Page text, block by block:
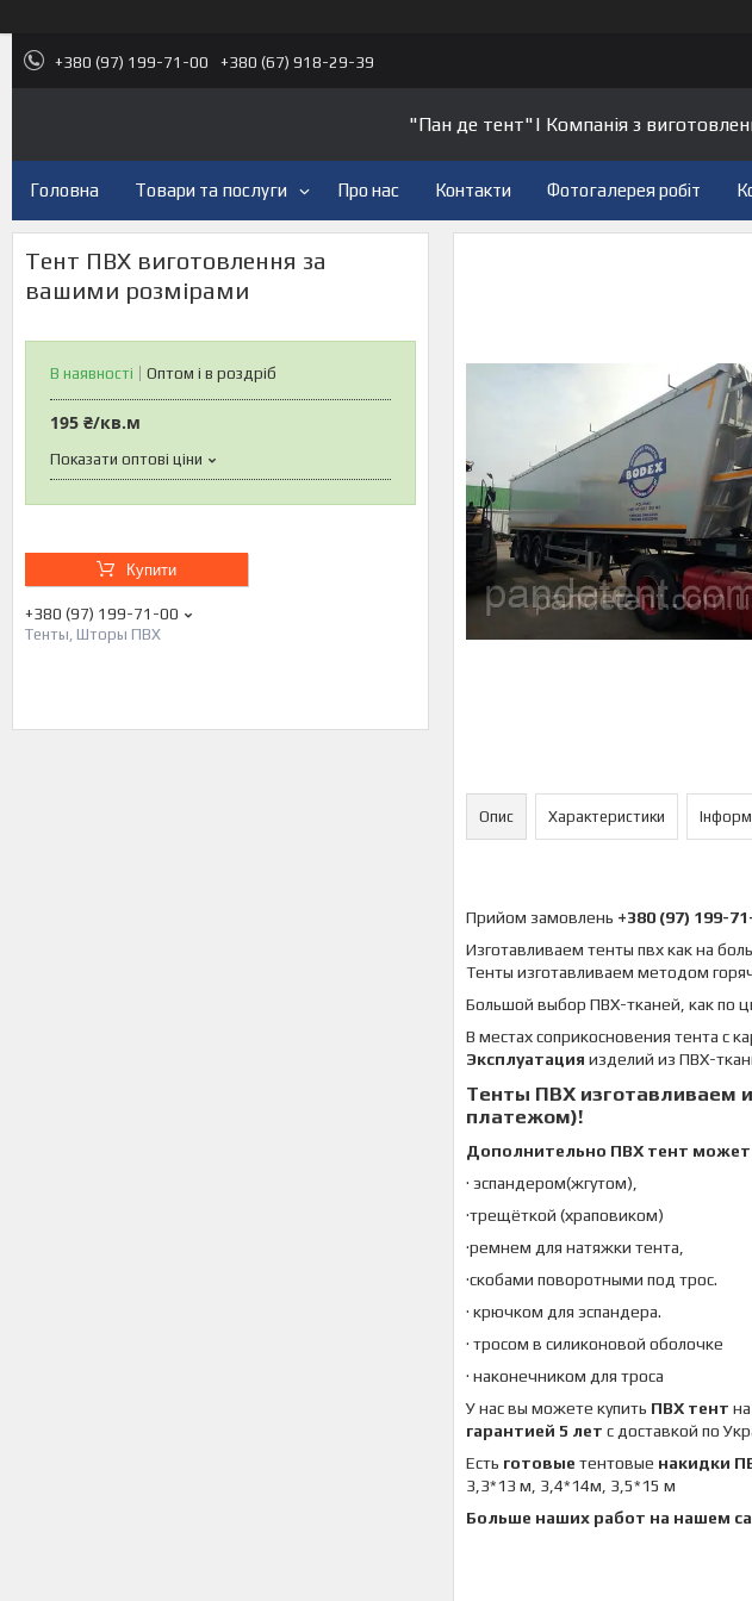
+380 (97) 199-71-00 +380 (67) 918-29-39
"Пан де тент"| Компанія з
Головна Товари та послуги Про нас Контакти Фотогалерея робіт
Тент ПВХ виготовлення за
вашими розмірами
В наявності Оптом і в роздріб
195 ₴/кв.м
Показати оптові ціни
Купити
+380 (97) 199-71-00
Тенты, Шторы ПВХ
Опис Характеристики
Прийом замовлень +380 (97) 199-
Изготавливаем тенты пвх как на
Тенты изготавливаем методом
Большой выбор ПВХ-тканей, как по
В местах соприкосновения тента с
Эксплуатация изделий из ПВХ-
Тенты ПВХ изготавливаем
платежом)!
Дополнительно ПВХ тент может
· эспандером(жгутом),
·трещёткой (храповиком)
·ремнем для натяжки тента,
·скобами поворотными под трос.
· крючком для эспандера.
· тросом в силиконовой оболочке
· наконечником для троса
У нас вы можете купить ПВХ тент
гарантией 5 лет с доставкой по
Есть готовые тентовые накидки
3,3*13 м, 3,4*14м, 3,5*15 м
Больше наших работ на нашем